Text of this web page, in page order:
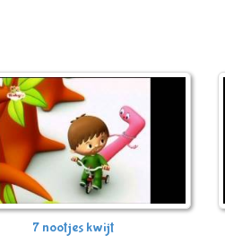
7 nootjes kwijt